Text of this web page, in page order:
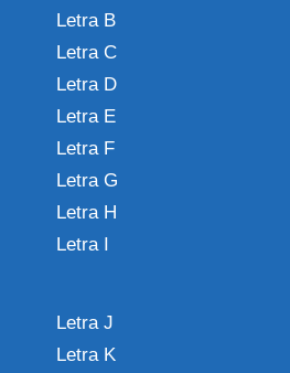
Letra B
Letra C
Letra D
Letra E
Letra F
Letra G
Letra H
Letra I
Letra J
Letra K